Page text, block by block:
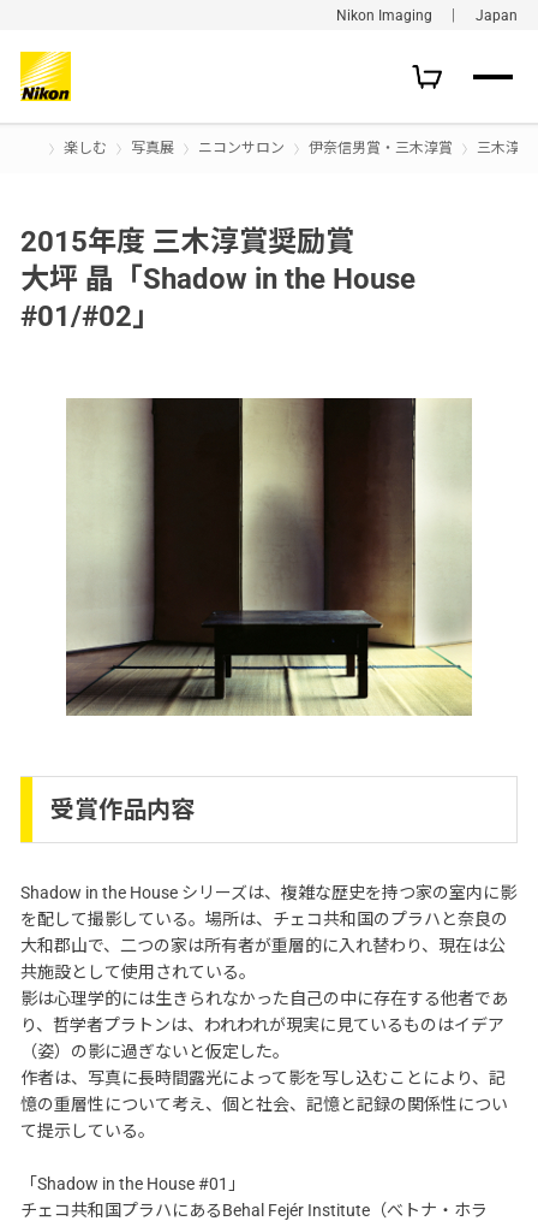
Nikon Imaging ｜ Japan
楽しむ 写真展 ニコンサロン 伊奈信男賞・三木淳賞 三木淳賞
2015年度 三木淳賞奨励賞
大坪 晶「Shadow in the House
#01/#02」
受賞作品内容
Shadow in the House シリーズは、複雑な歴史を持つ家の室内に影
を配して撮影している。場所は、チェコ共和国のプラハと奈良の
大和郡山で、二つの家は所有者が重層的に入れ替わり、現在は公
共施設として使用されている。
影は心理学的には生きられなかった自己の中に存在する他者であ
り、哲学者プラトンは、われわれが現実に見ているものはイデア
（姿）の影に過ぎないと仮定した。
作者は、写真に長時間露光によって影を写し込むことにより、記
憶の重層性について考え、個と社会、記憶と記録の関係性につい
て提示している。
「Shadow in the House #01」
チェコ共和国プラハにあるBehal Fejér Institute（べトナ・ホラ